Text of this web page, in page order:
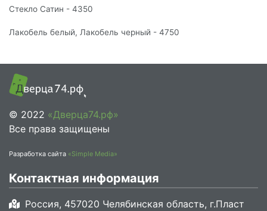
Стекло Сатин - 4350
Лакобель белый, Лакобель черный - 4750
© 2022 «Дверца74.рф»
Все права защищены
Разработка сайта «Simple Media»
Контактная информация
Россия, 457020 Челябинская область, г.Пласт